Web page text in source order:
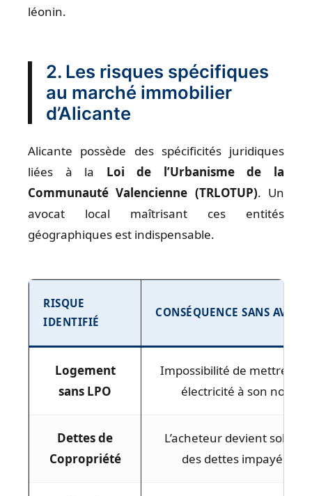
léonin.
2. Les risques spécifiques
au marché immobilier
d’Alicante
Alicante possède des spécificités juridiques
liées à la Loi de l’Urbanisme de la
Communauté Valencienne (TRLOTUP). Un
avocat local maîtrisant ces entités
géographiques est indispensable.
RISQUE
IDENTIFIÉ
CONSÉQUENCE SANS
Logement
sans LPO
Impossibilité de mettre
électricité à son nom.
Dettes de
Copropriété
L’acheteur devient
des dettes impayées.